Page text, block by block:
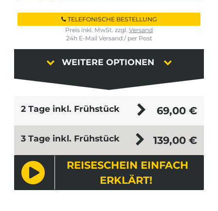
TELEFONISCHE BESTELLUNG
Preis inkl. MwSt. zzgl. Versand
24h E-Mail Versand / per Post
WEITERE OPTIONEN
2 Tage inkl. Frühstück 69,00 €
3 Tage inkl. Frühstück 139,00 €
REISESCHEIN EINFACH
ERKLÄRT!